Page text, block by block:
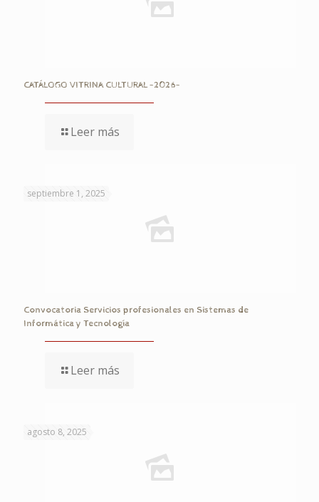
CATÁLOGO VITRINA CULTURAL -2026-
Leer más
septiembre 1, 2025
Convocatoria Servicios profesionales en Sistemas de
Informática y Tecnología
Leer más
agosto 8, 2025